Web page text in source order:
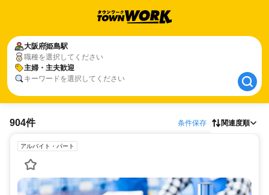
大阪府姫島駅
職種を選択してください
主婦・主夫歓迎
キーワードを選択してください
大阪府姫島駅
主婦・主夫歓迎
904件 条件保存 関連度順
アルバイト・パート